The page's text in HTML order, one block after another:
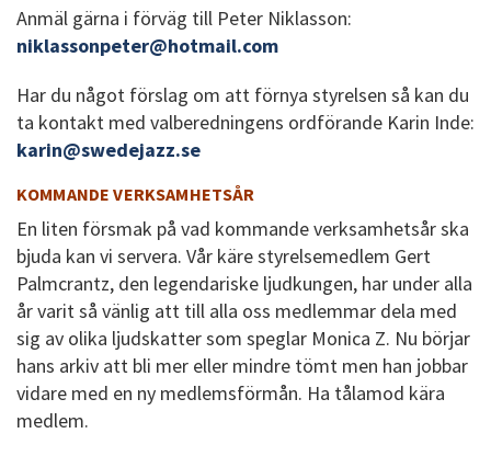
Anmäl gärna i förväg till Peter Niklasson:
niklassonpeter@hotmail.com
Har du något förslag om att förnya styrelsen så kan du
ta kontakt med valberedningens ordförande Karin Inde:
karin@swedejazz.se
KOMMANDE VERKSAMHETSÅR
En liten försmak på vad kommande verksamhetsår ska
bjuda kan vi servera. Vår käre styrelsemedlem Gert
Palmcrantz, den legendariske ljudkungen, har under alla
år varit så vänlig att till alla oss medlemmar dela med
sig av olika ljudskatter som speglar Monica Z. Nu börjar
hans arkiv att bli mer eller mindre tömt men han jobbar
vidare med en ny medlemsförmån. Ha tålamod kära
medlem.